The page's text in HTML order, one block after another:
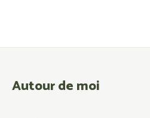
Autour de moi